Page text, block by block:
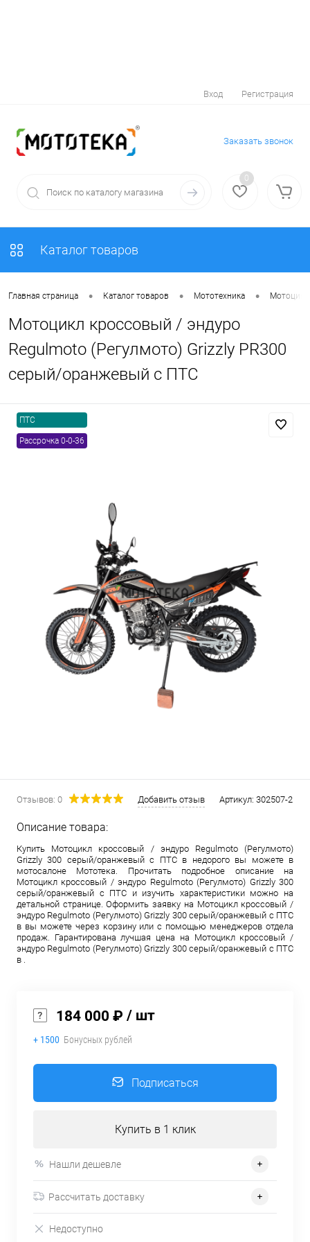
Вход Регистрация
Заказать звонок
0
Каталог товаров
Главная страница • Каталог товаров • Мототехника •
Мотоцикл кроссовый / эндуро
Regulmoto (Регулмото) Grizzly PR300
серый/оранжевый с ПТС
ПТС
Рассрочка 0-0-36
Отзывов: 0 Добавить отзыв Артикул: 302507-2
Описание товара:
Купить Мотоцикл кроссовый / эндуро Regulmoto (Регулмото)
Grizzly 300 серый/оранжевый с ПТС в недорого вы можете в
мотосалоне Мототека. Прочитать подробное описание на
Мотоцикл кроссовый / эндуро Regulmoto (Регулмото) Grizzly 300
серый/оранжевый с ПТС и изучить характеристики можно на
детальной странице. Оформить заявку на Мотоцикл кроссовый /
эндуро Regulmoto (Регулмото) Grizzly 300 серый/оранжевый с ПТС
в вы можете через корзину или с помощью менеджеров отдела
продаж. Гарантирована лучшая цена на Мотоцикл кроссовый /
эндуро Regulmoto (Регулмото) Grizzly 300 серый/оранжевый с ПТС
в .
184 000 ₽ / шт
+ 1500 Бонусных рублей
Подписаться
Купить в 1 клик
Нашли дешевле
Рассчитать доставку
Недоступно